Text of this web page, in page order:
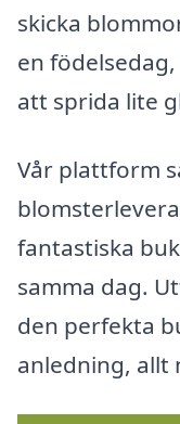
skicka
en
att sprida lite
Vår plattform
fantastiska
samma dag.
den perfekta
anledning, allt